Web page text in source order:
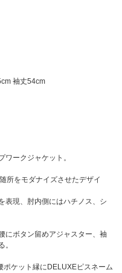
袖丈54cm
ワークジャケット。
所をモダナイズさせたデザイ
表現、肘内側にはハチノス、シ
にボタン留めアジャスター、袖
。
ケット縁にDELUXEピスネーム